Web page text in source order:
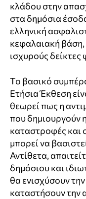
κλάδου στην
στα δημόσια
ελληνική
κεφαλαιακή βάση,
ισχυρούς
Το βασικό
Ετήσια Έκθεση
θεωρεί πως η
που δημιουργούν
καταστροφές και
μπορεί να
Αντίθετα,
δημόσιου και
θα ενισχύσουν
καταστήσουν την